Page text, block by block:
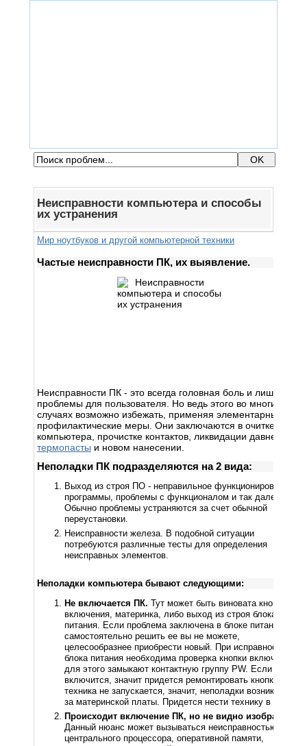
Неисправности компьютера и способы
их устранения
Мир ноутбуков и другой компьютерной техники
Частые неисправности ПК, их выявление.
Неисправности ПК - это всегда головная боль и лишние
проблемы для пользователя. Но ведь этого во многих
случаях возможно избежать, применяя элементарные
профилактические меры. Они заключаются в очитке
компьютера, прочистке контактов, ликвидации давней
термопасты и новом нанесении.
Неполадки ПК подразделяются на 2 вида:
Выход из строя ПО - неправильное функционирование
программы, проблемы с функционалом и так далее.
Обычно проблемы устраняются за счет обычной
переустановки.
Неисправности железа. В подобной ситуации
потребуются различные тесты для определения
неисправных элементов.
Неполадки компьютера бывают следующими:
Не включается ПК. Тут может быть виновата кнопка
включения, материнка, либо выход из строя блока
питания. Если проблема заключена в блоке питания и
самостоятельно решить ее вы не можете,
целесообразнее приобрести новый. При исправности
блока питания необходима проверка кнопки включения,
для этого замыкают контактную группу PW. Если ПК
включится, значит придется ремонтировать кнопку, когда
техника не запускается, значит, неполадки возникли из-
за материнской платы. Придется нести технику в сервис.
Происходит включение ПК, но не видно изображение.
Данный нюанс может вызываться неисправностью
центрального процессора, оперативной памяти,